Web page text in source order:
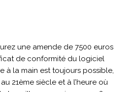
une amende de 7500 euros
de conformité du logiciel
à la main est toujours possible,
21ème siècle et à l’heure où